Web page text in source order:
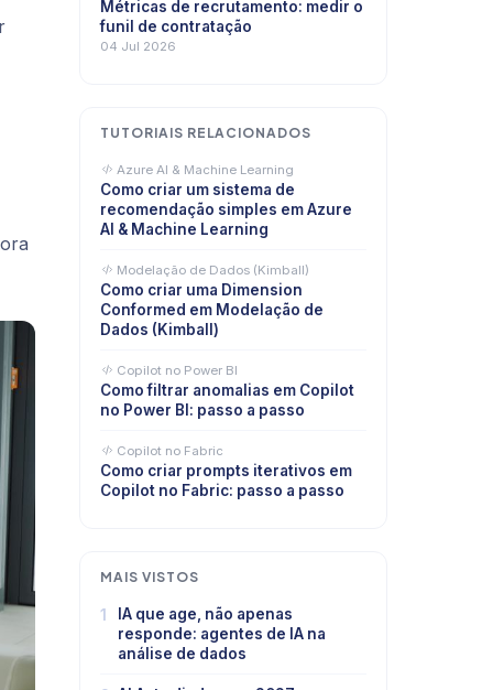
Métricas de recrutamento: medir o
funil de contratação
04 Jul 2026
TUTORIAIS RELACIONADOS
Azure AI & Machine Learning
Como criar um sistema de
recomendação simples em Azure
AI & Machine Learning
Modelação de Dados (Kimball)
Como criar uma Dimension
Conformed em Modelação de
Dados (Kimball)
Copilot no Power BI
Como filtrar anomalias em Copilot
no Power BI: passo a passo
Copilot no Fabric
Como criar prompts iterativos em
Copilot no Fabric: passo a passo
MAIS VISTOS
1
IA que age, não apenas
responde: agentes de IA na
análise de dados